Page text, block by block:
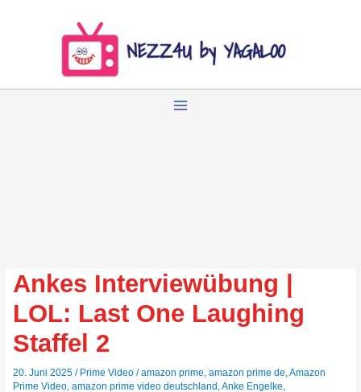
Ankes Interviewübung |
LOL: Last One Laughing
Staffel 2
20. Juni 2025/ Prime Video /amazon prime ,amazon prime de ,Amazon
Prime Video ,amazon prime video deutschland ,Anke Engelke